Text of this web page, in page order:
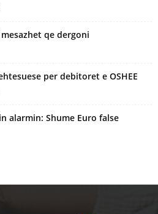
qe dergoni
per debitoret e OSHEE
alarmin: Shume Euro false